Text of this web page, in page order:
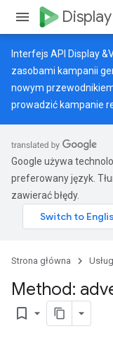
Interfejs API Display
zasobami kampanii
nowym
prowadzić kampanie
Google używa
preferowany język.
zawierać błędy.
Strona główna
Method:
bookmark_border